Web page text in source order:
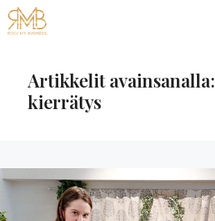
Siirry
sisältöön
Artikkelit avainsanalla:
kierrätys